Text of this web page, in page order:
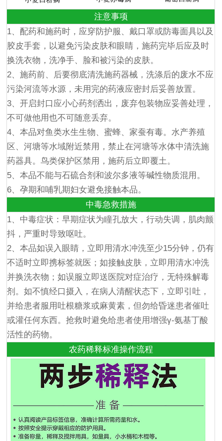
注意事项
1、配药和施药时，应穿防护服、戴口罩或防毒面具以及
胶皮手套，以避免污染皮肤和眼睛，施药完毕后应及时
换洗衣物，洗净手、脸和被污染的皮肤。
2、施药前、后要彻底清洗施药器械，洗涤后的废水不应
污染河流等水源，未用完的药液应密封后妥善放置。
3、开启封口应小心药剂洒出，废弃包装物应妥善处理，
不可做他用也不可随意丢弃。
4、本品对鱼类水生生物、蜜蜂、家蚕有毒。水产养殖
区、河塘等水域附近禁用，禁止在河塘等水体中清洗施
药器具。鸟类保护区禁用，施药后立即覆土。
5、本品不能与石硫合剂和波尔多液等碱性物质混用。
6、孕期和哺乳期妇女避免接触本品。
中毒急救措施
1、中毒症状：早期症状为瞳孔放大，行动失调，肌肉颤
抖，严重时导致呕吐。
2、本品如误入眼睛，立即用清水冲洗至少15分钟，仍有
不适时立即携标签就医；如接触皮肤，立即用清水冲洗
并换洗衣物；如误服立即送医院对症治疗，无特殊解毒
剂。如不慎经口摄入，在病人清醒状态下，立即引吐，
并给患者服用吐根糖浆或麻黄素，但勿给昏迷患者催吐
或灌任何东西。抢救时避免给患者使用增强γ-氨基丁酸
活性的药物。
农药稀释标准操作流程